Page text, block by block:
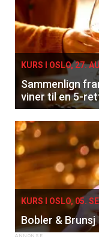
KURS I OSLO, 27.
Sammenlign
viner til en 5-
KURS I OSLO, 05.
Bobler & Brunsj